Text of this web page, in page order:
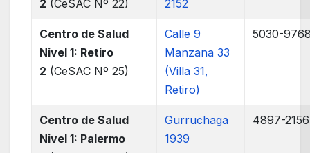
2 (CeSAC Nº 22)
2152
Centro de Salud
Nivel 1: Retiro
2 (CeSAC Nº 25)
Calle 9
Manzana 33
(Villa 31,
Retiro)
5030-
Centro de Salud
Nivel 1: Palermo
Gurruchaga
1939
4897-2156